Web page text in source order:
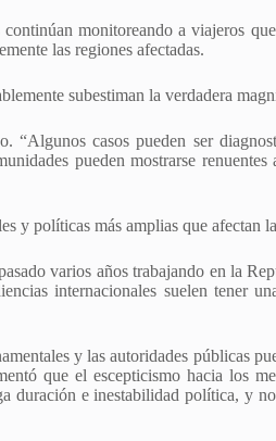
monitoreando a viajeros
las regiones afectadas.
subestiman la verdadera
“Algunos casos pueden ser
pueden mostrarse
y políticas más amplias que afectan
varios años trabajando en la
internacionales suelen tener
y las autoridades públicas
que el escepticismo hacia los
duración e inestabilidad política, y